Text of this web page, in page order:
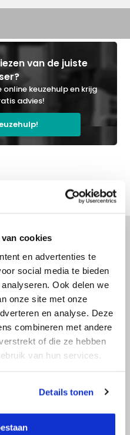
cookies
en advertenties te
social media te bieden
Ook delen we
onze site met onze
en analyse. Deze
combineren met andere
of die ze hebben
van hun services.
Details tonen
van de juiste
online keuzehulp en krijg
advies!
keuzehulp of bel direct